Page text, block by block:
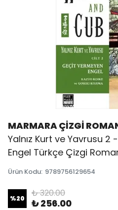
MARMARA ÇİZGİ
Yalnız Kurt ve Yavrusu
Engel Türkçe Çizgi
Ürün Kodu: 9789756129654
%20 ₺ 320.00
₺ 256.00